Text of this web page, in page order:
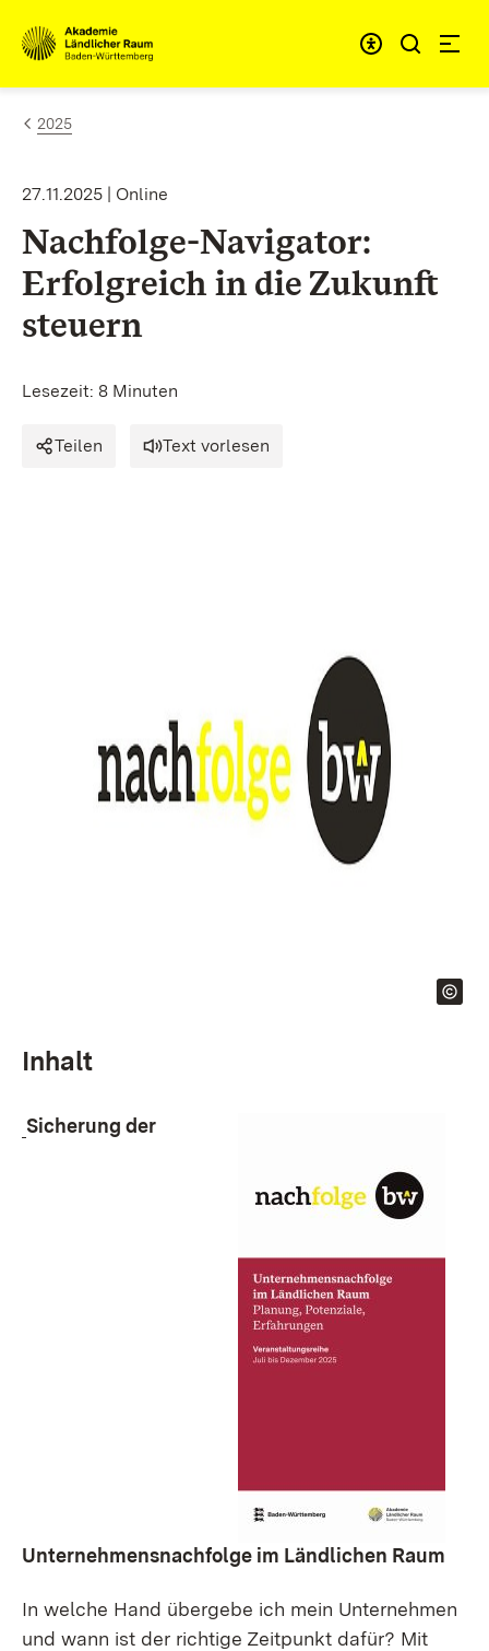
Zum Inhalt springen
Link zur Startseite
2025
27.11.2025 | Online
Nachfolge-Navigator:
Erfolgreich in die Zukunft
steuern
Lesezeit: 8 Minuten
Teilen Text vorlesen
Inhalt
Sicherung der
Unternehmensnachfolge im Ländlichen Raum
In welche Hand übergebe ich mein Unternehmen
und wann ist der richtige Zeitpunkt dafür? Mit